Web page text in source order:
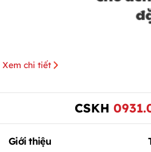
Xem chi tiết
CSKH
Giới thiệu